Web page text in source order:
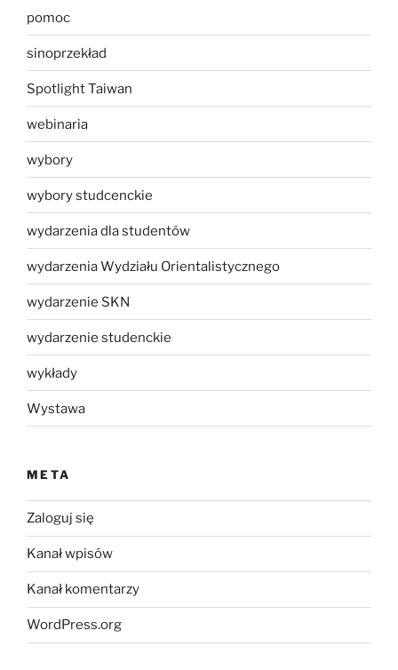
pomoc
sinoprzekład
Spotlight Taiwan
webinaria
wybory
wybory studcenckie
wydarzenia dla studentów
wydarzenia Wydziału Orientalistycznego
wydarzenie SKN
wydarzenie studenckie
wykłady
Wystawa
META
Zaloguj się
Kanał wpisów
Kanał komentarzy
WordPress.org